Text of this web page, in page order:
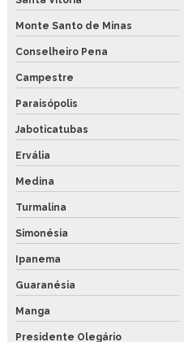
Monte Santo de Minas
Conselheiro Pena
Campestre
Paraisópolis
Jaboticatubas
Ervália
Medina
Turmalina
Simonésia
Ipanema
Guaranésia
Manga
Presidente Olegário